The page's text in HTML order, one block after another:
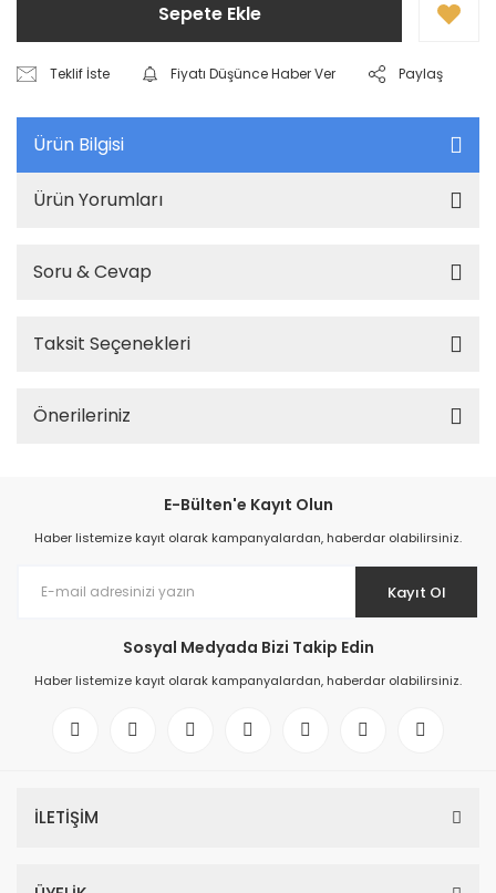
Sepete Ekle
Teklif İste Fiyatı Düşünce Haber Ver Paylaş
Ürün Bilgisi
Ürün Yorumları
Soru & Cevap
Taksit Seçenekleri
Önerileriniz
E-Bülten'e Kayıt Olun
Haber listemize kayıt olarak kampanyalardan, haberdar olabilirsiniz.
Kayıt Ol
Sosyal Medyada Bizi Takip Edin
Haber listemize kayıt olarak kampanyalardan, haberdar olabilirsiniz.
İLETİŞİM